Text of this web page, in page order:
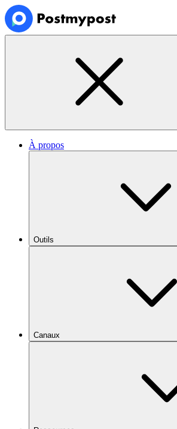
À propos
Outils
Canaux